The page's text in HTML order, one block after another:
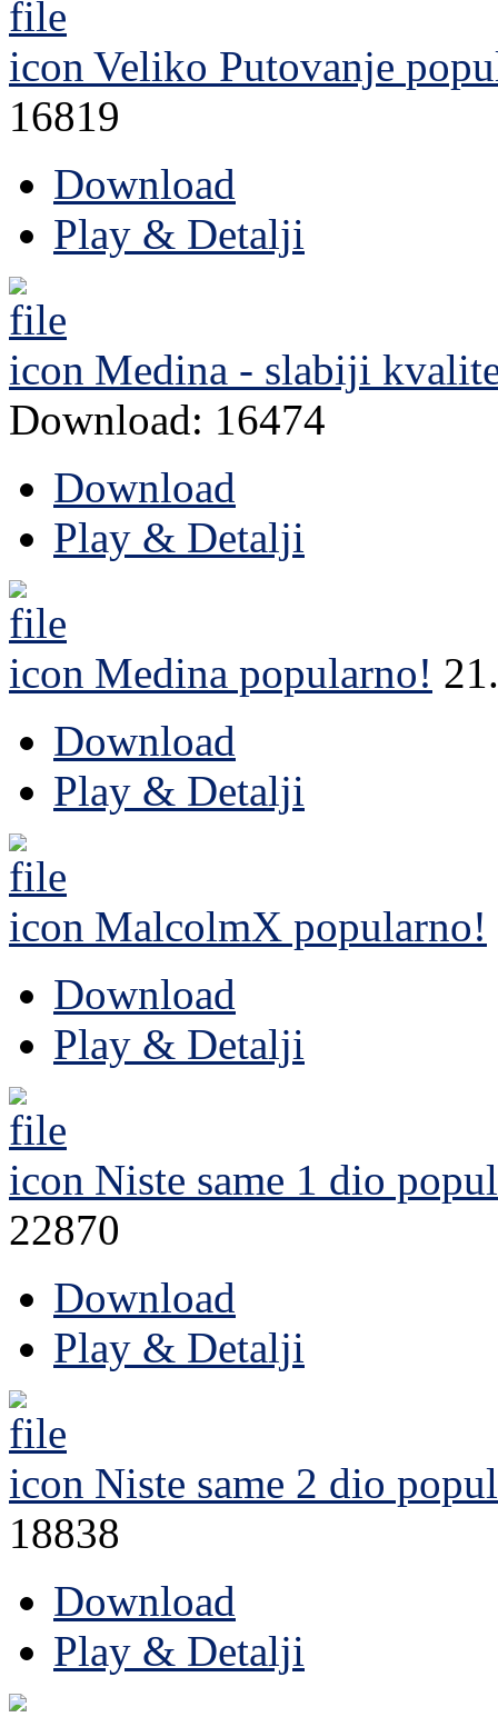
Veliko Putovanje
16819
Download
Play & Detalji
Medina - slabiji
Download: 16474
Download
Play & Detalji
Medina popularno!
Download
Play & Detalji
MalcolmX popularno!
Download
Play & Detalji
Niste same 1 dio
22870
Download
Play & Detalji
Niste same 2 dio
18838
Download
Play & Detalji